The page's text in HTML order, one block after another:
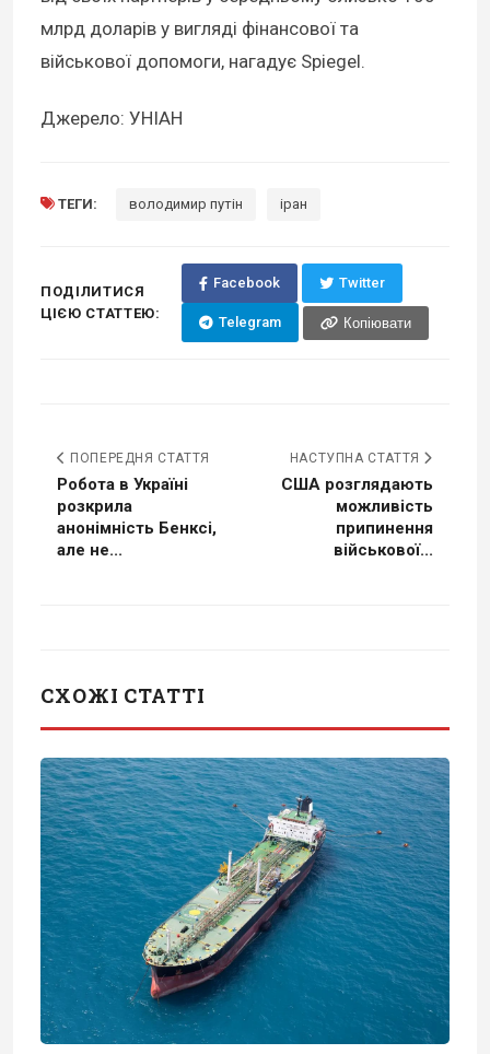
млрд доларів у вигляді фінансової та
військової допомоги, нагадує Spiegel.
Джерело: УНІАН
ТЕГИ: володимир путін іран
ПОДІЛИТИСЯ
ЦІЄЮ СТАТТЕЮ:
Facebook Twitter
Telegram Копіювати
ПОПЕРЕДНЯ СТАТТЯ
Робота в Україні
розкрила
анонімність Бенксі,
але не...
НАСТУПНА СТАТТЯ
США розглядають
можливість
припинення
військової...
СХОЖІ СТАТТІ